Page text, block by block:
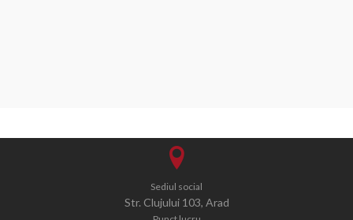
Sediul social
Str. Clujului 103, Arad